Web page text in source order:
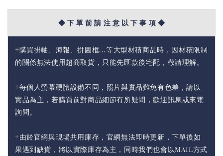
◆ 下 單 前 請 注 意 以 下 事 項 ◆
+購買掛軸、海報、拼圖框...等大型材積商品時，因材積限制
的關係無法使用超商取貨，只能先匯款後宅配，敬請理解。
+每個人螢幕硬體設備不同，照片與實品難免有色差，請以
實品為主，若購買前對商品細節有所疑問，歡迎訊息或來電
詢問。
+由於官網與現場共用庫存，官網無法即時更新，下單後如
果遇到缺貨，將以實際庫存為主，同時我們也會以Mail方式